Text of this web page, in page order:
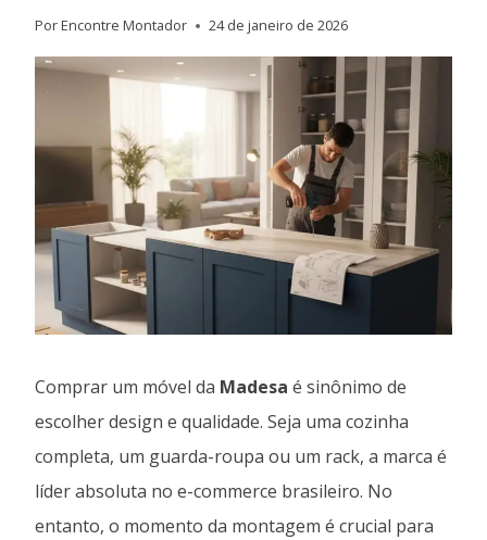
PorEncontre Montador 24 de janeiro de 2026
Comprar um móvel da Madesa é sinônimo de
escolher design e qualidade. Seja uma cozinha
completa, um guarda-roupa ou um rack, a marca é
líder absoluta no e-commerce brasileiro. No
entanto, o momento da montagem é crucial para